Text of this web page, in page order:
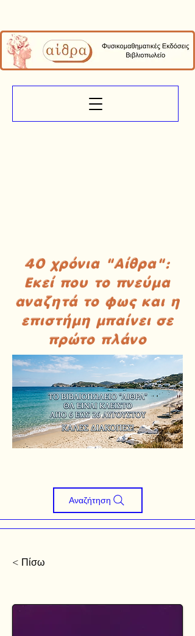
40 χρόνια "Αίθρα":
Εκεί που το πνεύμα
αναζητά το φως και η
επιστήμη μπαίνει σε
πρώτο πλάνο
Αναζήτηση
< Πίσω